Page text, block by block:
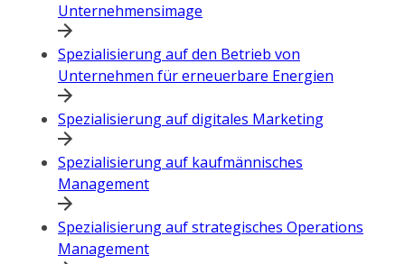
Unternehmensimage
Spezialisierung auf den Betrieb von
Unternehmen für erneuerbare Energien
Spezialisierung auf digitales Marketing
Spezialisierung auf kaufmännisches
Management
Spezialisierung auf strategisches Operations
Management